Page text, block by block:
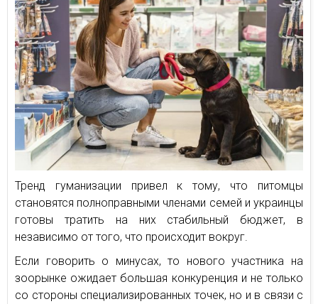
Тренд гуманизации привел к тому, что питомцы
становятся полноправными членами семей и украинцы
готовы тратить на них стабильный бюджет, в
независимо от того, что происходит вокруг.
Если говорить о минусах, то нового участника на
зоорынке ожидает большая конкуренция и не только
со стороны специализированных точек, но и в связи с